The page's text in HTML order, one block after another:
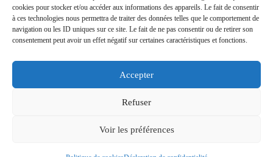
cookies pour stocker et/ou accéder aux informations des appareils. Le fait de consentir
à ces technologies nous permettra de traiter des données telles que le comportement de
navigation ou les ID uniques sur ce site. Le fait de ne pas consentir ou de retirer son
consentement peut avoir un effet négatif sur certaines caractéristiques et fonctions.
Accepter
Refuser
Voir les préférences
janvier 2025